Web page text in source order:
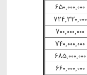
۶۵۰,۰۰۰,۰۰۰
۷۲۴,۳۲۰,۰۰۰
۷۰۰,۰۰۰,۰۰۰
۷۴۰,۰۰۰,۰۰۰
۶۸۵,۰۰۰,۰۰۰
۶۶۰,۰۰۰,۰۰۰